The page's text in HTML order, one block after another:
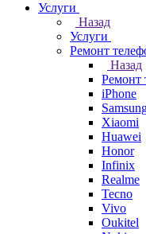
Услуги
Назад
Услуги
Ремонт
Назад
Ремонт
iPhone
Xiaomi
Huawei
Honor
Infinix
Realme
Tecno
Vivo
Oukitel